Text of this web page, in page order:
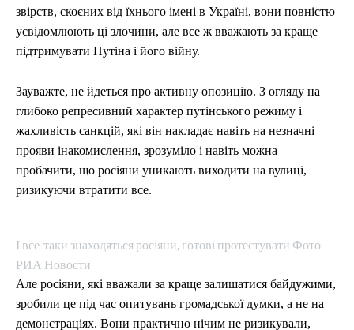
звірств, скоєних від їхнього імені в Україні, вони повністю
усвідомлюють ці злочини, але все ж вважають за краще
підтримувати Путіна і його війну.
Зауважте, не йдеться про активну опозицію. З огляду на
глибоко репресивний характер путінського режиму і
жахливість санкцій, які він накладає навіть на незначні
прояви інакомислення, зрозуміло і навіть можна
пробачити, що росіяни уникають виходити на вулиці,
ризикуючи втратити все.
І все-таки знаходяться росіяни, готові протестувати Фото:
РИА Новости
Але росіяни, які вважали за краще залишатися байдужими,
зробили це під час опитувань громадської думки, а не на
демонстраціях. Вони практично нічим не ризикували,